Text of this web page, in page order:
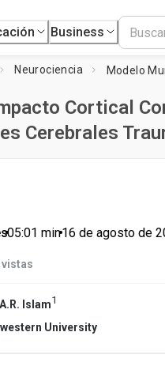
Business
Neurociencia
Cortical
Cerebrales
•05:01 min•16 de agosto de
vistas
Islam1
University